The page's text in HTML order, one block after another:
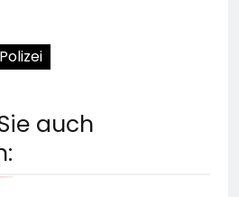
Polizei
auch